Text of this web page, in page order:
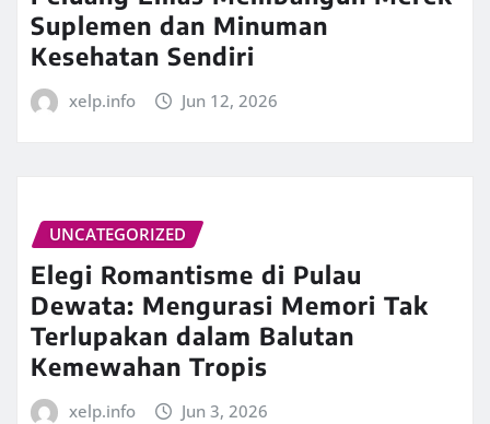
Suplemen dan Minuman
Kesehatan Sendiri
xelp.info Jun 12, 2026
UNCATEGORIZED
Elegi Romantisme di Pulau
Dewata: Mengurasi Memori Tak
Terlupakan dalam Balutan
Kemewahan Tropis
xelp.info Jun 3, 2026